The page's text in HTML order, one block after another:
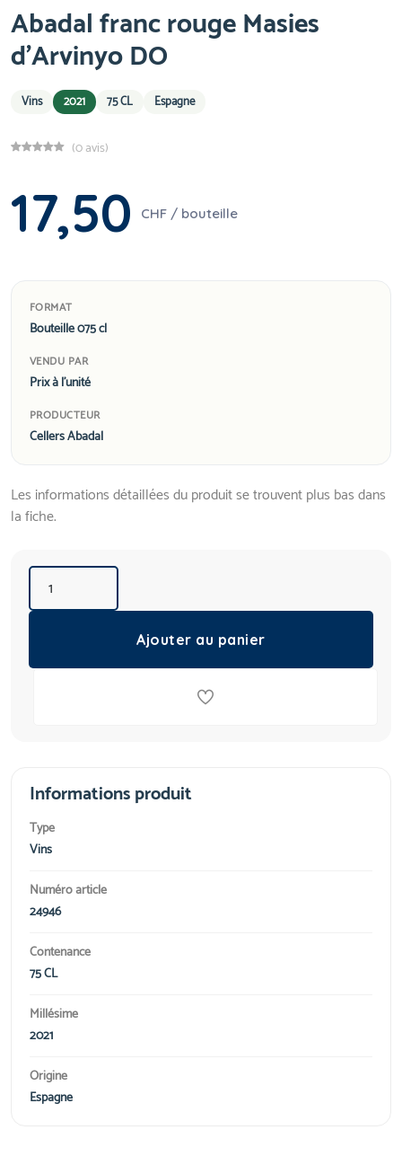
Abadal franc rouge Masies
d'Arvinyo DO
Vins 2021 75 CL Espagne
(0 avis)
17,50 CHF / bouteille
FORMAT
Bouteille 075 cl
VENDU PAR
Prix à l'unité
PRODUCTEUR
Cellers Abadal
Les informations détaillées du produit se trouvent plus bas dans
la fiche.
Ajouter au panier
Informations produit
Type
Vins
Numéro article
24946
Contenance
75 CL
Millésime
2021
Origine
Espagne